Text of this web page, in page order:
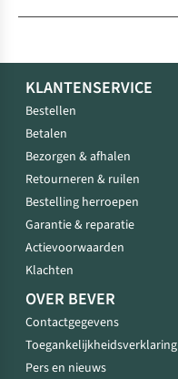
KLANTENSERVICE
Bestellen
Betalen
Bezorgen & afhalen
Retourneren & ruilen
Bestelling herroepen
Garantie & reparatie
Actievoorwaarden
Klachten
OVER BEVER
Contactgegevens
Toegankelijkheidsverklaring
Pers en nieuws